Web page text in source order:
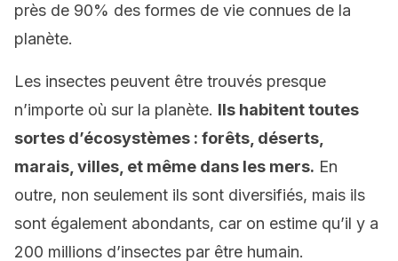
près de 90% des formes de vie connues de la
planète.
Les insectes peuvent être trouvés presque
n’importe où sur la planète. Ils habitent toutes
sortes d’écosystèmes : forêts, déserts,
marais, villes, et même dans les mers. En
outre, non seulement ils sont diversifiés, mais ils
sont également abondants, car on estime qu’il y a
200 millions d’insectes par être humain.